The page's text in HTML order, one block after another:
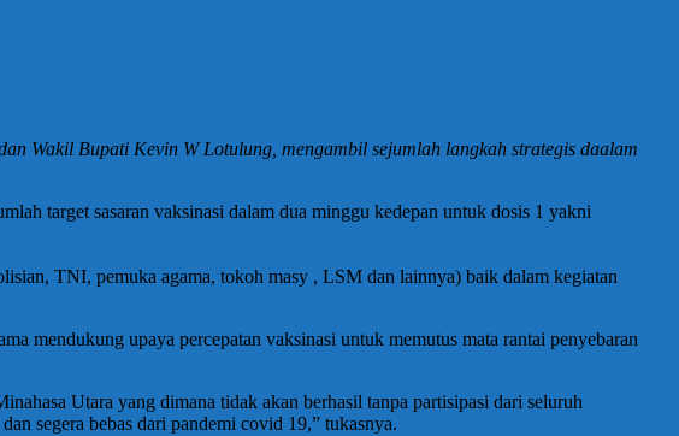
Wakil Bupati Kevin W Lotulung, mengambil sejumlah langkah strategis daalam
target sasaran vaksinasi dalam dua minggu kedepan untuk dosis 1 yakni
TNI, pemuka agama, tokoh masy , LSM dan lainnya) baik dalam kegiatan
mendukung upaya percepatan vaksinasi untuk memutus mata rantai penyebaran
Utara yang dimana tidak akan berhasil tanpa partisipasi dari seluruh
segera bebas dari pandemi covid 19,” tukasnya.